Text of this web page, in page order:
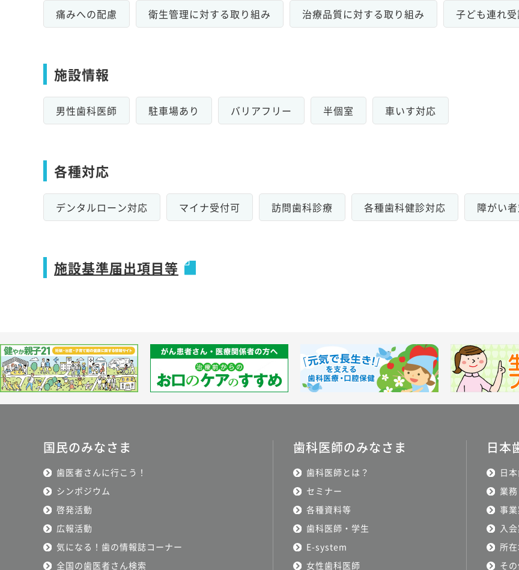
痛みへの配慮 衛生管理に対する取り組み 治療品質に対する取り組み 子ども連れ
施設情報
男性歯科医師 駐車場あり バリアフリー 半個室 車いす対応
各種対応
デンタルローン対応 マイナ受付可 訪問歯科診療 各種歯科健診対応 障がい
施設基準届出項目等
国民のみなさま
歯医者さんに行こう！
シンポジウム
啓発活動
広報活動
気になる！歯の情報誌コーナー
全国の歯医者さん検索
歯科医師のみなさま
歯科医師とは？
セミナー
各種資料等
歯科医師・学生
E-system
女性歯科医師
日本
日
業
事
入
所
そ